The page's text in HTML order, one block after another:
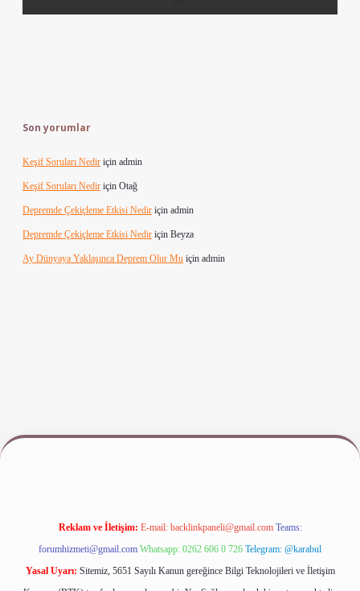
Son yorumlar
Keşif Soruları Nedir için admin
Keşif Soruları Nedir için Otağ
Depremde Çekiçleme Etkisi Nedir için admin
Depremde Çekiçleme Etkisi Nedir için Beyza
Ay Dünyaya Yaklaşınca Deprem Olur Mu için admin
www.betexper.xyz/
Reklam ve İletişim: E-mail: backlinkpaneli@gmail.com Teams:
forumhizmeti@gmail.com Whatsapp: 0262 606 0 726 Telegram: @karabul
Yasal Uyarı: Sitemiz, 5651 Sayılı Kanun gereğince Bilgi Teknolojileri ve İletişim